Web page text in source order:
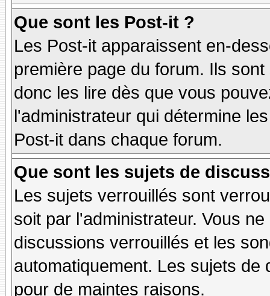
Que sont les Post-it ?
Les Post-it apparaissent en-
première page du forum. Ils
donc les lire dès que vous
l'administrateur qui détermine
Post-it dans chaque forum.
Que sont les sujets de
Les sujets verrouillés sont
soit par l'administrateur. Vous
discussions verrouillés et les
automatiquement. Les sujets
pour de maintes raisons.